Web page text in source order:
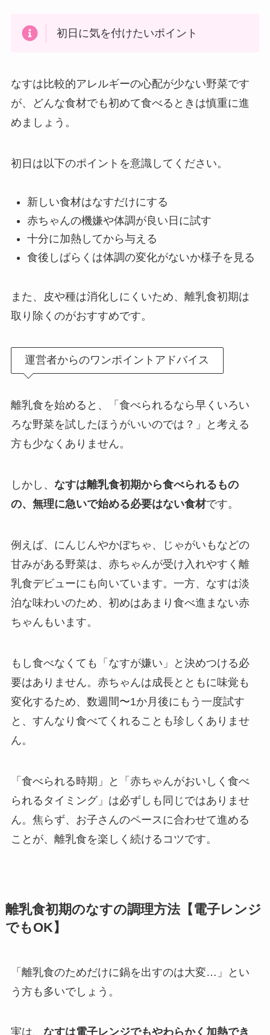
初日に気を付けたいポイント
なすは比較的アレルギーの心配が少ない野菜です
が、どんな食材でも初めて食べるときは慎重に進
めましょう。
初日は以下のポイントを意識してください。
新しい食材はなすだけにする
赤ちゃんの機嫌や体調が良い日に試す
十分に加熱してから与える
食後しばらくは体調の変化がないか様子を見る
また、皮や種は消化しにくいため、離乳食初期は
取り除くのがおすすめです。
運営者からのワンポイントアドバイス
離乳食を始めると、「食べられるなら早くいろい
ろな野菜を試したほうがいいのでは？」と考える
方も少なくありません。
しかし、 なすは離乳食初期から食べられるもの
の、無理に急いで始める必要はない食材です。
例えば、にんじんやかぼちゃ、じゃがいもなどの
甘みがある野菜は、赤ちゃんが受け入れやすく離
乳食デビューにも向いています。一方、なすは淡
泊な味わいのため、初めはあまり食べ進まない赤
ちゃんもいます。
もし食べなくても「なすが嫌い」と決めつける必
要はありません。赤ちゃんは成長とともに味覚も
変化するため、数週間〜1か月後にもう一度試す
と、すんなり食べてくれることも珍しくありませ
ん。
「食べられる時期」と「赤ちゃんがおいしく食べ
られるタイミング」は必ずしも同じではありませ
ん。焦らず、お子さんのペースに合わせて進める
ことが、離乳食を楽しく続けるコツです。
離乳食初期のなすの調理方法【電子レンジ
でもOK】
「離乳食のためだけに鍋を出すのは大変…」とい
う方も多いでしょう。
実は、 なすは電子レンジでもやわらかく加熱でき